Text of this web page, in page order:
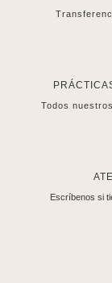
Todos
Escríbenos si